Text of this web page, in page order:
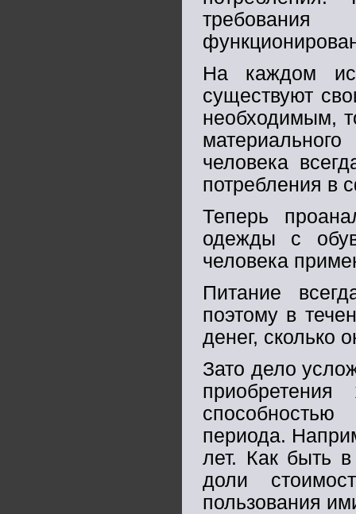
На каждом
существуют
необходимым,
человека
потребления в
Теперь
одежды с
человека
Питание
поэтому в
денег, сколько
Зато дело
способностью
периода.
лет. Как быть
доли
пользования